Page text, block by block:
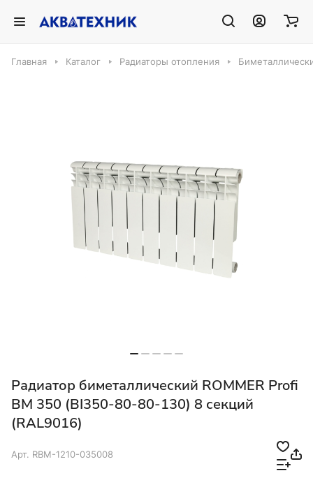
Главная Каталог Радиаторы отопления
Радиатор биметаллический ROMMER Profi
BM 350 (BI350-80-80-130) 8 секций
(RAL9016)
Арт. RBM-1210-035008